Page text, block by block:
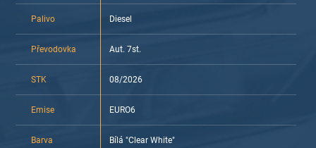
Palivo Diesel
Převodovka Aut. 7st.
STK 08/2026
Emise EURO6
Barva Bílá "Clear White"